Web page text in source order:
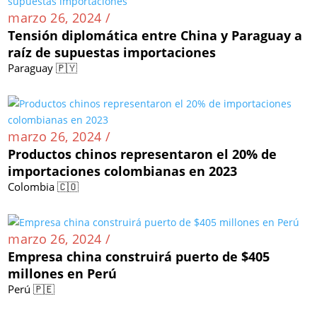
marzo 26, 2024 /
Tensión diplomática entre China y Paraguay a
raíz de supuestas importaciones
Paraguay 🇵🇾
marzo 26, 2024 /
Productos chinos representaron el 20% de
importaciones colombianas en 2023
Colombia 🇨🇴
marzo 26, 2024 /
Empresa china construirá puerto de $405
millones en Perú
Perú 🇵🇪